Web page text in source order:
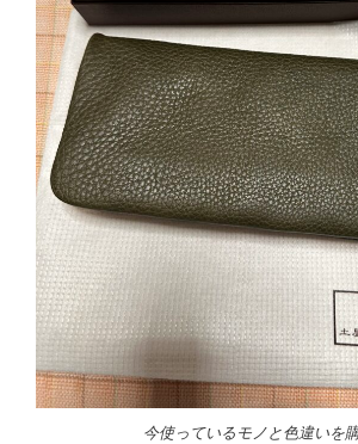
今使っているモノと色違いを購